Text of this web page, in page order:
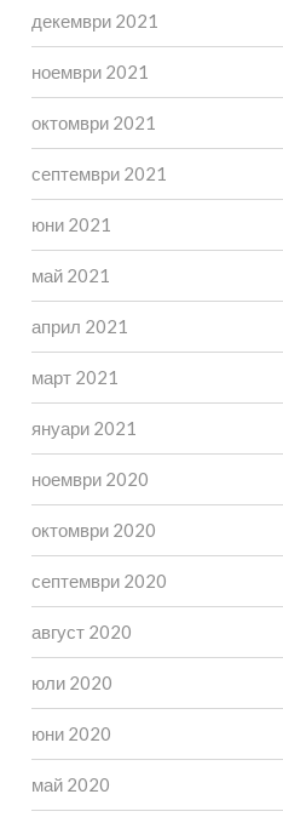
декември 2021
ноември 2021
октомври 2021
септември 2021
юни 2021
май 2021
април 2021
март 2021
януари 2021
ноември 2020
октомври 2020
септември 2020
август 2020
юли 2020
юни 2020
май 2020